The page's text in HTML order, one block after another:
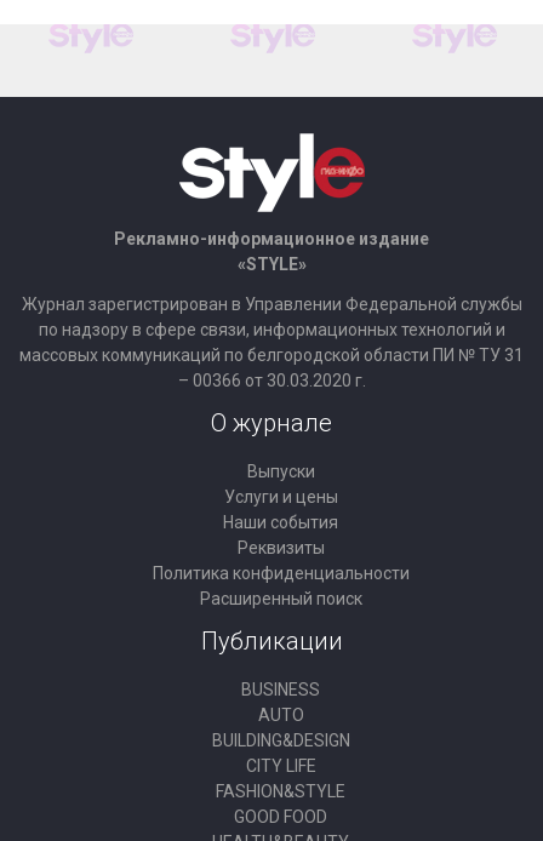
Рекламно-информационное издание
«STYLE»
Журнал зарегистрирован в Управлении Федеральной службы
по надзору в сфере связи, информационных технологий и
массовых коммуникаций по белгородской области ПИ № ТУ 31
– 00366 от 30.03.2020 г.
О журнале
Выпуски
Услуги и цены
Наши события
Реквизиты
Политика конфиденциальности
Расширенный поиск
Публикации
BUSINESS
AUTO
BUILDING&DESIGN
CITY LIFE
FASHION&STYLE
GOOD FOOD